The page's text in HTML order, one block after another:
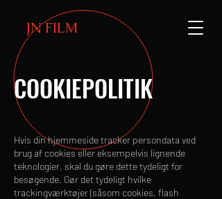
JN FILM
COOKIEPOLITIK
Hvis din hjemmeside tracker persondata ved
brug af cookies eller eksempelvis lignende
teknologier, skal du gøre dette tydeligt for
besøgende. Gør det tydeligt hvilke
trackingværktøjer (såsom cookies, flash